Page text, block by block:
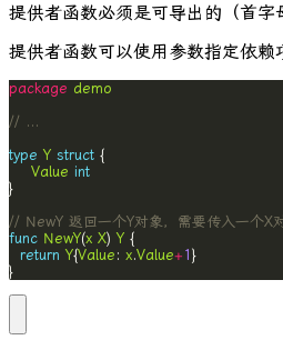
提供者函数必须是可导出的（首
提供者函数可以使用参数指定依赖
package demo
// ...
type Y struct
Value int
// NewY 返回一个Y对象，需要传入一个X
func NewY(x X) Y
return Y{Value : x.Value+ 1
}